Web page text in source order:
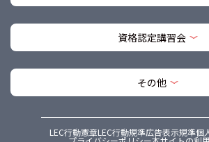
資格認定講習会
その他
LEC行動憲章LEC行動規準広告表示規準個